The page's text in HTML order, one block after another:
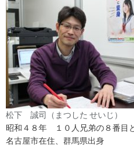
松下 誠司（まつした せいじ）
昭和４８年 １０人兄弟の８番目
名古屋市在住、群馬県出身